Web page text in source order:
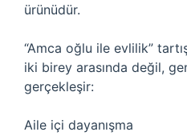
ürünüdür.
“Amca oğlu ile evlilik”
iki birey arasında değil,
gerçekleşir:
Aile içi dayanışma